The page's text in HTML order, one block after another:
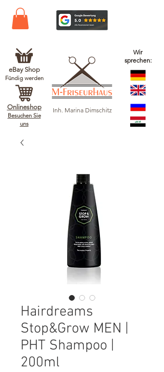
eBay Shop
Fündig werden
Onlineshop
Besuchen Sie
uns
Inh. Marina Dimschitz
Wir
sprechen:
Hairdreams
Stop&Grow MEN |
PHT Shampoo |
200ml